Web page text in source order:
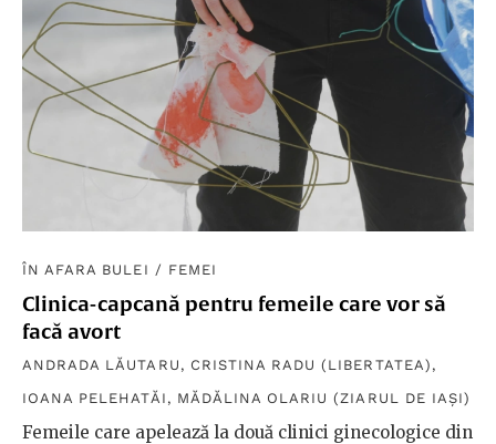
ÎN AFARA BULEI / FEMEI
Clinica-capcană pentru femeile care vor să
facă avort
ANDRADA LĂUTARU , CRISTINA RADU (LIBERTATEA) ,
IOANA PELEHATĂI , MĂDĂLINA OLARIU (ZIARUL DE IAȘI)
Femeile care apelează la două clinici ginecologice din